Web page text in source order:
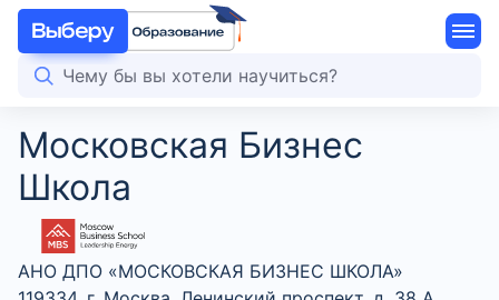
Московская Бизнес
Школа
АНО ДПО «МОСКОВСКАЯ БИЗНЕС ШКОЛА»